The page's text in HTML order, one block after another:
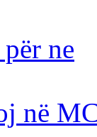
ne
në